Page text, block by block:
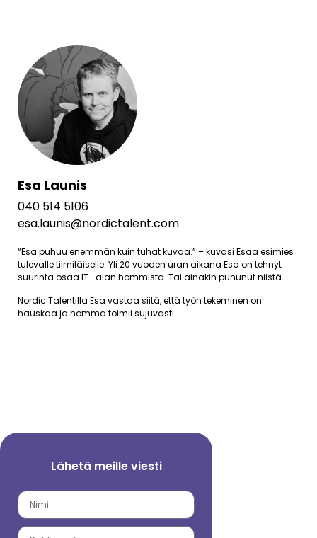
Esa Launis
040 514 5106
esa.launis@nordictalent.com
“Esa puhuu enemmän kuin tuhat kuvaa.” – kuvasi Esaa esimies
tulevalle tiimiläiselle. Yli 20 vuoden uran aikana Esa on tehnyt
suurinta osaa IT -alan hommista. Tai ainakin puhunut niistä.
Nordic Talentilla Esa vastaa siitä, että työn tekeminen on
hauskaa ja homma toimii sujuvasti.
Lähetä meille viesti